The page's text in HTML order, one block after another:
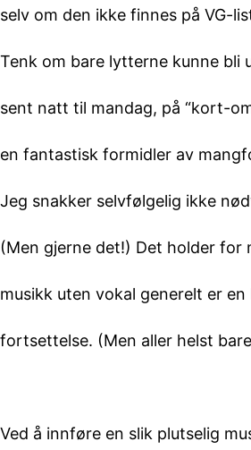
selv om den ikke finnes på VG-
Tenk om bare lytterne kunne bli
sent natt til mandag, på “kort-
en fantastisk formidler av
Jeg snakker selvfølgelig ikke
(Men gjerne det!) Det holder for
musikk uten vokal generelt er
fortsettelse. (Men aller helst
Ved å innføre en slik plutselig